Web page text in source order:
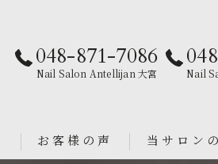
048-871-7086
Nail Salon Antellijan 大宮 Nail
お客様の声 当サロン